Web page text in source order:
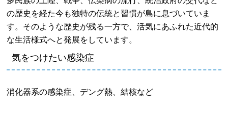
の歴史を経た今も独特の伝統と習慣が島に息づいていま
す。そのような歴史が残る一方で、活気にあふれた近代的
な生活様式へと発展をしています。
気をつけたい感染症
消化器系の感染症、デング熱、結核など